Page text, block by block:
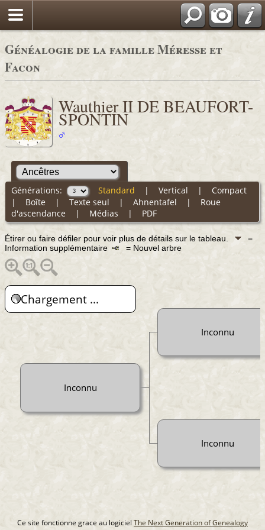
Généalogie de la famille Méresse et
Facon
Wauthier II DE BEAUFORT-
SPONTIN
Générations: Standard | Vertical | Compact
| Boîte | Texte seul | Ahnentafel | Roue
d'ascendance | Médias | PDF
Étirer ou faire défiler pour voir plus de détails sur le tableau.
=
Information supplémentaire
= Nouvel arbre
Chargement ...
Inconnu
Inconnu
Inconnu
Ce site fonctionne grace au logiciel The Next Generation of Genealogy